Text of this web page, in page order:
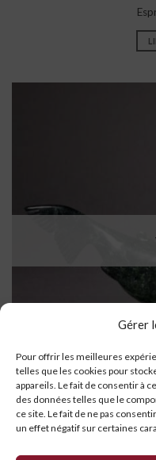
Gérer
Pour offrir les meilleures
telles que les cookies pour
appareils. Le fait de consentir à
des données telles que le
ce site. Le fait de ne pas
un effet négatif sur certaines